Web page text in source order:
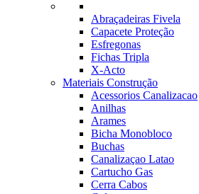
Abraçadeiras Fivela
Capacete Proteção
Esfregonas
Fichas Tripla
X-Acto
Materiais Construção
Acessorios Canalizacao
Anilhas
Arames
Bicha Monobloco
Buchas
Canalizaçao Latao
Cartucho Gas
Cerra Cabos